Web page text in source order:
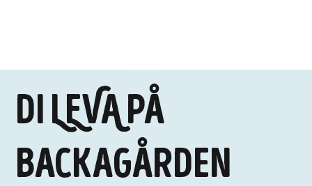
DI LEVA på
Backagården